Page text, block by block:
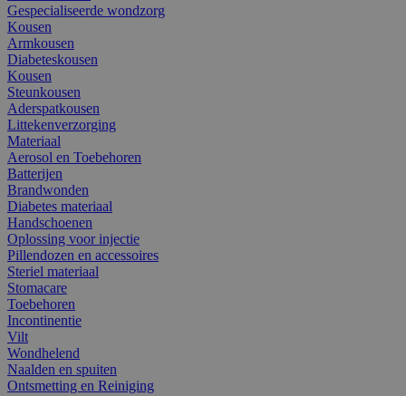
Gespecialiseerde wondzorg
Kousen
Armkousen
Diabeteskousen
Kousen
Steunkousen
Aderspatkousen
Littekenverzorging
Materiaal
Aerosol en Toebehoren
Batterijen
Brandwonden
Diabetes materiaal
Handschoenen
Oplossing voor injectie
Pillendozen en accessoires
Steriel materiaal
Stomacare
Toebehoren
Incontinentie
Vilt
Wondhelend
Naalden en spuiten
Ontsmetting en Reiniging